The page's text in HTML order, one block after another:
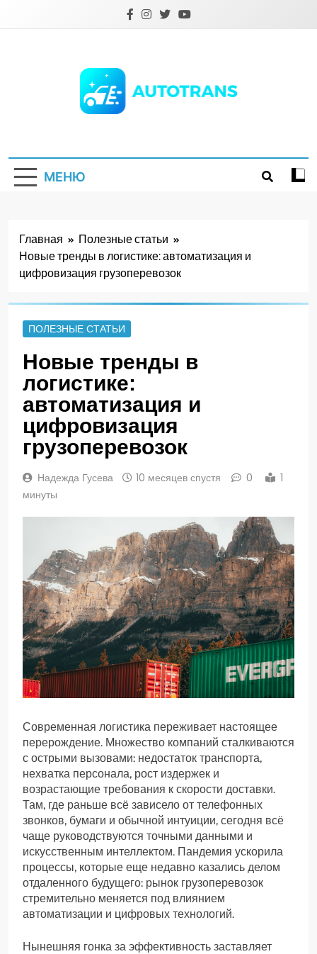
МЕНЮ
Главная
Полезные статьи
Новые тренды в логистике: автоматизация и
цифровизация грузоперевозок
ПОЛЕЗНЫЕ СТАТЬИ
Новые тренды в
логистике:
автоматизация и
цифровизация
грузоперевозок
Надежда Гусева 10 месяцев спустя 0
1
минуты
Современная логистика переживает настоящее
перерождение. Множество компаний сталкиваются
с острыми вызовами: недостаток транспорта,
нехватка персонала, рост издержек и
возрастающие требования к скорости доставки.
Там, где раньше всё зависело от телефонных
звонков, бумаги и обычной интуиции, сегодня всё
чаще руководствуются точными данными и
искусственным интеллектом. Пандемия ускорила
процессы, которые еще недавно казались делом
отдаленного будущего: рынок грузоперевозок
стремительно меняется под влиянием
автоматизации и цифровых технологий.
Нынешняя гонка за эффективность заставляет